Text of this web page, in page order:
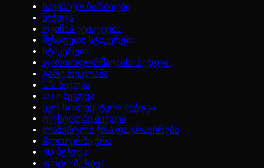
სავიზიტო ბარათები
ბეჭდვა
ღვინის ეტიკეტები
შესაფუთი სტიკერები
სტიკერები
ფართოფორმატიანი ბეჭდვა
გარე რეკლამა
UV ბეჭდვა
DTF ბეჭდვა
ეკო-სოლვენტური ბეჭდვა
ტექსტილზე ბეჭდვა
ლაზერული ჭრა და გრავირება
პლოტერზე ჭრა
3D ბეჭდვა
ფოტო ბეჭდვა